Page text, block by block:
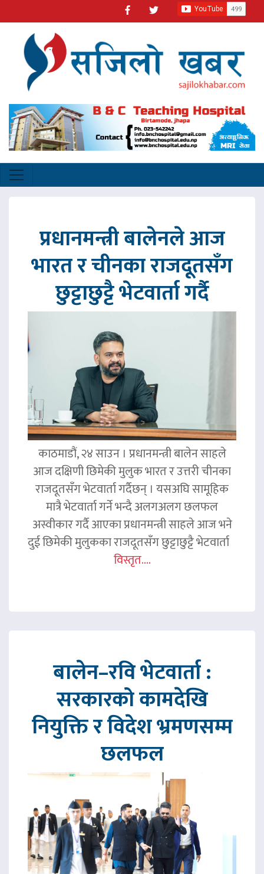
प्रधानमन्त्री बालेनले आज
भारत र चीनका राजदूतसँग
छुट्टाछुट्टै भेटवार्ता गर्दै
काठमाडौं, २४ साउन । प्रधानमन्त्री बालेन साहले
आज दक्षिणी छिमेकी मुलुक भारत र उत्तरी चीनका
राजदूतसँग भेटवार्ता गर्दैछन् । यसअघि सामूहिक
मात्रै भेटवार्ता गर्ने भन्दै अलगअलग छलफल
अस्वीकार गर्दै आएका प्रधानमन्त्री साहले आज भने
दुई छिमेकी मुलुकका राजदूतसँग छुट्टाछुट्टै भेटवार्ता
विस्तृत....
बालेन–रवि भेटवार्ता :
सरकारको कामदेखि
नियुक्ति र विदेश भ्रमणसम्म
छलफल